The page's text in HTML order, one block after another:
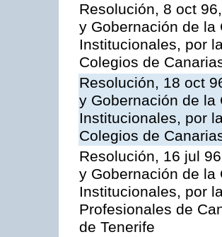
Resolución, 8 oct
y Gobernación de
Institucionales, por
Colegios de
Resolución, 18 oct
y Gobernación de
Institucionales, por
Colegios de
Resolución, 16 jul
y Gobernación de
Institucionales, por
Profesionales de
de Tenerife